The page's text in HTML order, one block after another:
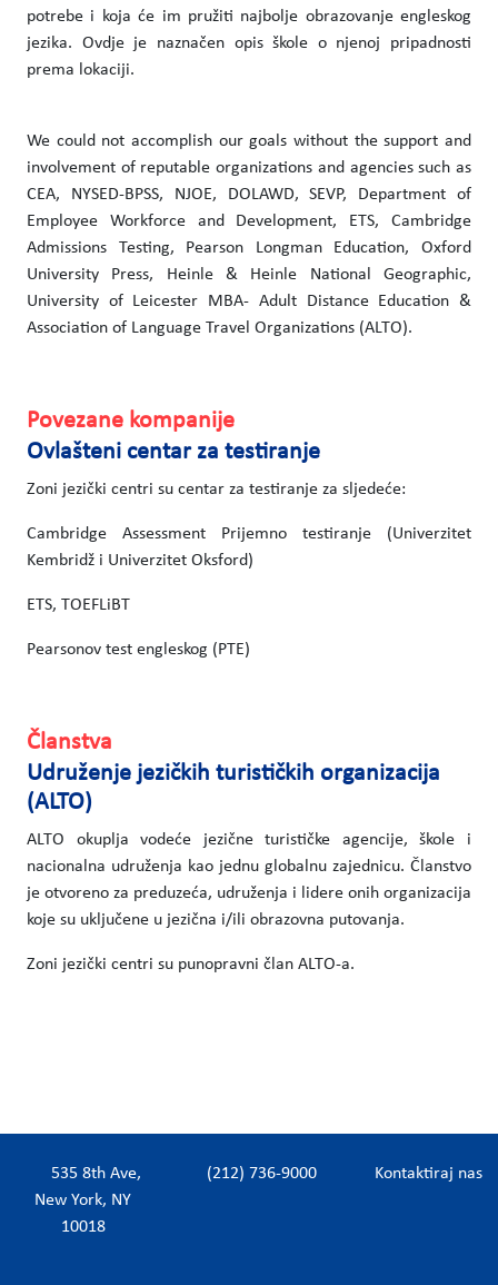
potrebe i koja će im pružiti najbolje obrazovanje engleskog
jezika. Ovdje je naznačen opis škole o njenoj pripadnosti
prema lokaciji.
We could not accomplish our goals without the support and
involvement of reputable organizations and agencies such as
CEA, NYSED-BPSS, NJOE, DOLAWD, SEVP, Department of
Employee Workforce and Development, ETS, Cambridge
Admissions Testing, Pearson Longman Education, Oxford
University Press, Heinle & Heinle National Geographic,
University of Leicester MBA- Adult Distance Education &
Association of Language Travel Organizations (ALTO).
Povezane kompanije
Ovlašteni centar za testiranje
Zoni jezički centri su centar za testiranje za sljedeće:
Cambridge Assessment Prijemno testiranje (Univerzitet
Kembridž i Univerzitet Oksford)
ETS, TOEFLiBT
Pearsonov test engleskog (PTE)
Članstva
Udruženje jezičkih turističkih organizacija
(ALTO)
ALTO okuplja vodeće jezične turističke agencije, škole i
nacionalna udruženja kao jednu globalnu zajednicu. Članstvo
je otvoreno za preduzeća, udruženja i lidere onih organizacija
koje su uključene u jezična i/ili obrazovna putovanja.
Zoni jezički centri su punopravni član ALTO-a.
535 8th Ave,
New York, NY
10018
(212) 736-9000 Kontaktiraj nas